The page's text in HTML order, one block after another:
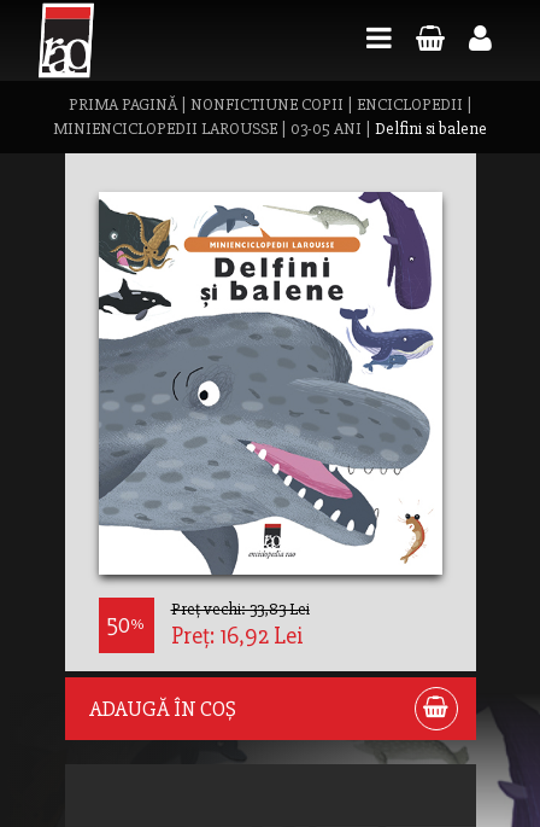
PRIMA PAGINĂ| NONFICTIUNE COPII ENCICLOPEDII
MINIENCICLOPEDII LAROUSSE
03-05 ANI Delfini si balene
50%
Preț vechi: 33,83 Lei
Preț: 16,92 Lei
ADAUGĂ ÎN COȘ